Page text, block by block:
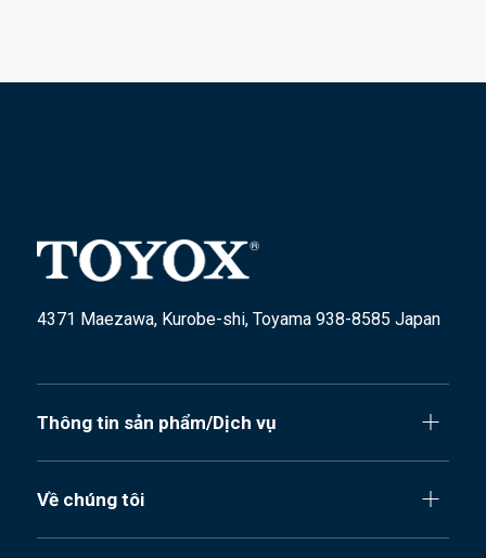
4371 Maezawa, Kurobe-shi, Toyama 938-8585 Japan
Thông tin sản phẩm/Dịch vụ
Về chúng tôi